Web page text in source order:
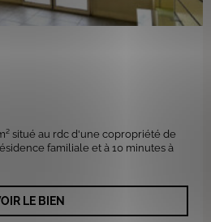
situé au rdc d'une copropriété de
familiale et à 10 minutes à
LE BIEN